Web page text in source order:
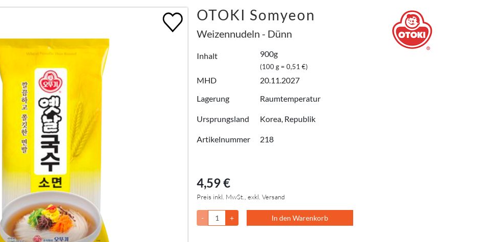
OTOKI Somyeon
Weizennudeln - Dünn
Inhalt 900g
(100 g = 0,51 €)
MHD
20.11.2027
Lagerung
Raumtemperatur
Ursprungsland Korea, Republik
Artikelnummer 218
4,59 €
Preis inkl. MwSt., exkl. Versand
- + In den Warenkorb